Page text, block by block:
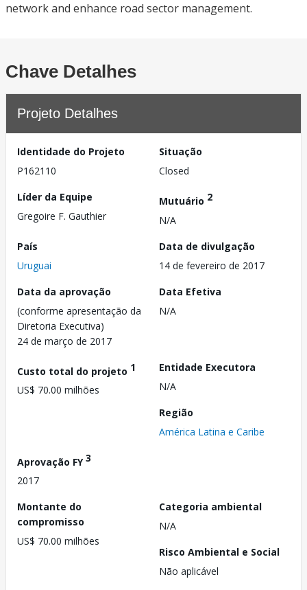
network and enhance road sector management.
Chave Detalhes
Projeto Detalhes
Identidade do Projeto
P162110
Situação
Closed
Líder da Equipe
Gregoire F. Gauthier
Mutuário 2
N/A
País
Uruguai
Data de divulgação
14 de fevereiro de 2017
Data da aprovação
(conforme apresentação da
Diretoria Executiva)
24 de março de 2017
Data Efetiva
N/A
Custo total do projeto 1
US$ 70.00 milhões
Entidade Executora
N/A
Região
América Latina e Caribe
Aprovação FY3
2017
Montante do
compromisso
US$ 70.00 milhões
Categoria ambiental
N/A
Risco Ambiental e Social
Não aplicável